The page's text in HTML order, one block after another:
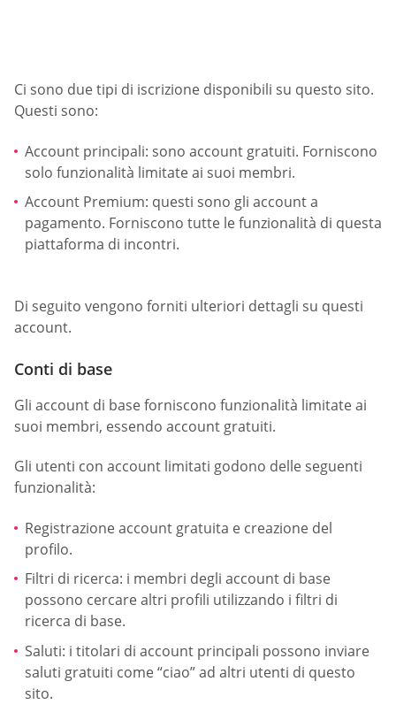
Ci sono due tipi di iscrizione disponibili su questo sito.
Questi sono:
Account principali: sono account gratuiti. Forniscono
solo funzionalità limitate ai suoi membri.
Account Premium: questi sono gli account a
pagamento. Forniscono tutte le funzionalità di questa
piattaforma di incontri.
Di seguito vengono forniti ulteriori dettagli su questi
account.
Conti di base
Gli account di base forniscono funzionalità limitate ai
suoi membri, essendo account gratuiti.
Gli utenti con account limitati godono delle seguenti
funzionalità:
Registrazione account gratuita e creazione del
profilo.
Filtri di ricerca: i membri degli account di base
possono cercare altri profili utilizzando i filtri di
ricerca di base.
Saluti: i titolari di account principali possono inviare
saluti gratuiti come “ciao” ad altri utenti di questo
sito.